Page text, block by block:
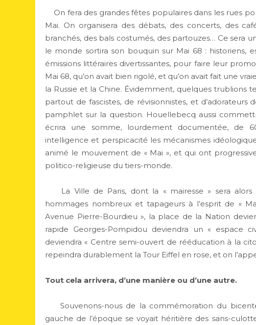
On fera des grandes fêtes populaires dans les rues
Mai. On organisera des débats, des concerts, des
branchés, des bals costumés, des partouzes… Ce sera
le monde sortira son bouquin sur Mai 68 : historiens,
émissions littéraires divertissantes, pour faire leur
Mai 68, qu’on avait bien rigolé, et qu’on avait fait une
la Russie et la Chine. Évidemment, quelques trublions
partout de fascistes, de révisionnistes, et
pamphlet sur la question. Houellebecq aussi
écrira une somme, lourdement documentée, de
intelligence et perspicacité les mécanismes
animé le mouvement de « Mai », et qui ont
politico-religieuse du tiers-monde.
La Ville de Paris, dont la « mairesse » sera alors
hommages nombreux et tapageurs à l’esprit de «
Avenue Pierre-Bourdieu », la place de la Nation
rapide Georges-Pompidou deviendra un « espace
deviendra « Centre semi-ouvert de rééducation à la
repeindra durablement la Tour Eiffel en rose, et on
Tout cela arrivera, d’une manière ou d’une autre.
Souvenons-nous de la commémoration du
gauche de l’époque se voyait héritière des sans-